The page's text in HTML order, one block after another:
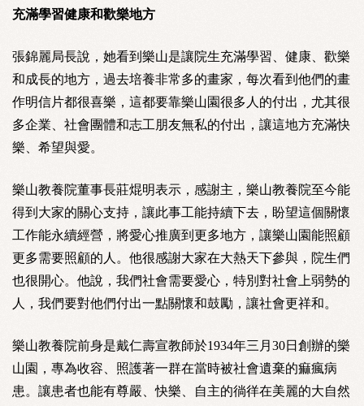
充滿學習健康和歡樂地方
張錦麗局長說，她看到樂山是讓院生充滿學習、健康、歡樂
和成長的地方，過去培養非常多的畫家，每次看到他們的畫
作明信片都很喜樂，這都要靠樂山園很多人的付出，尤其很
多企業、社會團體和志工朋友無私的付出，讓這地方充滿快
樂、希望與愛。
樂山教養院董事長莊焜明表示，感謝主，樂山教養院至今能
得到大家的關心支持，讓此事工能持續下去，盼望這個關懷
工作能永續經營，將愛心推廣到更多地方，讓樂山園能照顧
更多需要照顧的人。他很感謝大家在大熱天下參與，院生們
也很開心。他說，我們社會需要愛心，特別對社會上弱勢的
人，我們要對他們付出一點關懷和鼓勵，讓社會更祥和。
樂山教養院前身是戴仁壽宣教師於1934年三月30日創辦的樂
山園，專為收容、照護著一群在當時被社會遺棄的痲瘋病
患。讓患者也能有尊嚴、快樂、自主的徜徉在美麗的大自然